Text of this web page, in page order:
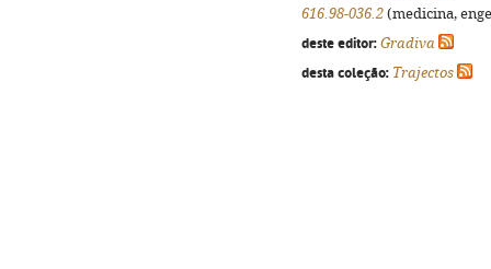
616.98-036.2 (medicina,
deste editor: Gradiva
desta coleção: Trajectos